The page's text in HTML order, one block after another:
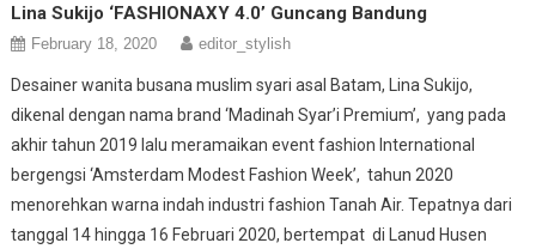
Lina Sukijo ‘FASHIONAXY 4.0’ Guncang Bandung
February 18, 2020 editor_stylish
Desainer wanita busana muslim syari asal Batam, Lina Sukijo,
dikenal dengan nama brand ‘Madinah Syar’i Premium’, yang pada
akhir tahun 2019 lalu meramaikan event fashion International
bergengsi ‘Amsterdam Modest Fashion Week’, tahun 2020
menorehkan warna indah industri fashion Tanah Air. Tepatnya dari
tanggal 14 hingga 16 Februari 2020, bertempat di Lanud Husen